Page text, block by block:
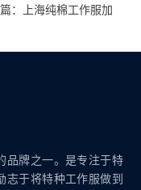
：上海纯棉工作服加
品牌之一。是专注于特
志于将特种工作服做到